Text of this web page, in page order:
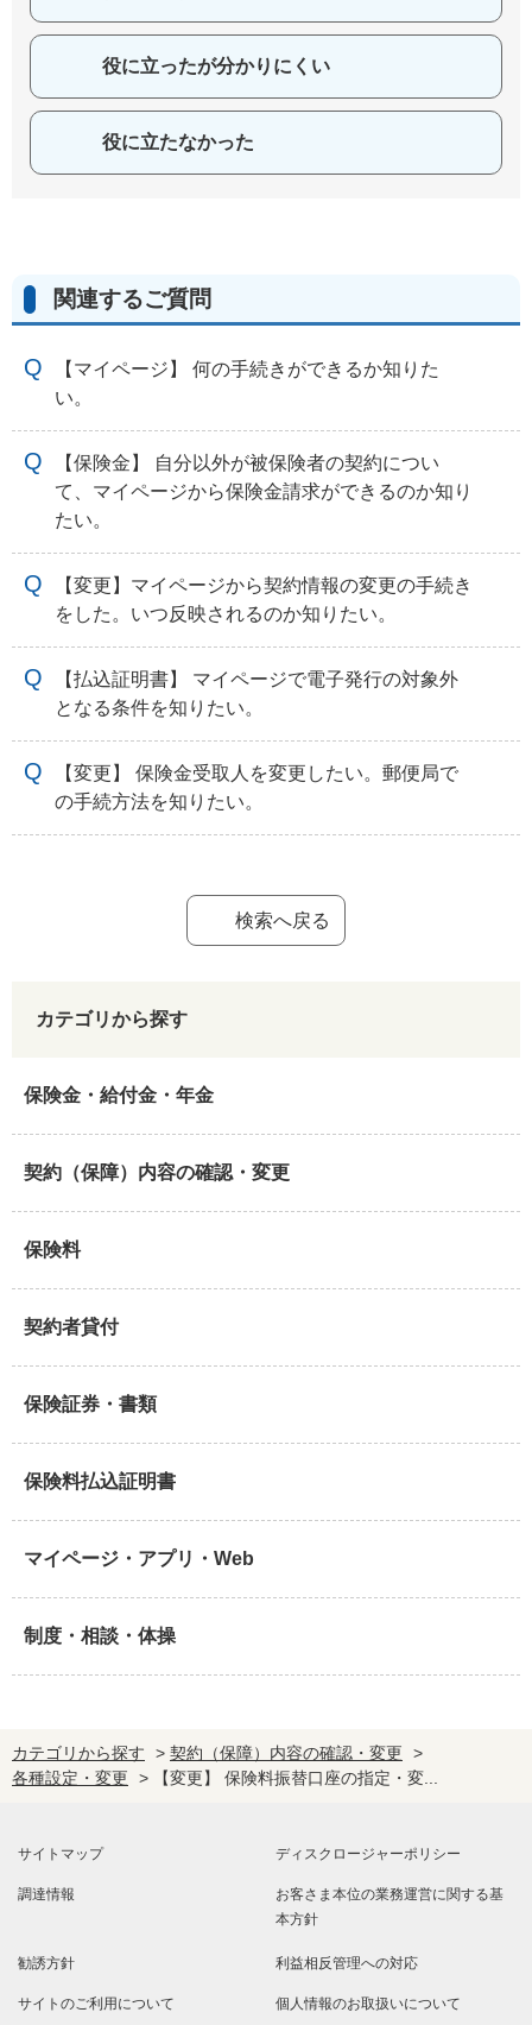
役に立ったが分かりにくい
役に立たなかった
関連するご質問
【マイページ】 何の手続きができるか知りた
い。
【保険金】 自分以外が被保険者の契約につい
て、マイページから保険金請求ができるのか知り
たい。
【変更】マイページから契約情報の変更の手続き
をした。いつ反映されるのか知りたい。
【払込証明書】 マイページで電子発行の対象外
となる条件を知りたい。
【変更】 保険金受取人を変更したい。郵便局で
の手続方法を知りたい。
検索へ戻る
カテゴリから探す
保険金・給付金・年金
契約（保障）内容の確認・変更
保険料
契約者貸付
保険証券・書類
保険料払込証明書
マイページ・アプリ・Web
制度・相談・体操
カテゴリから探す > 契約（保障）内容の確認・変更
>
各種設定・変更
> 【変更】 保険料振替口座の指定・変...
サイトマップ ディスクロージャーポリシー
調達情報 お客さま本位の業務運営に関する基
本方針
勧誘方針 利益相反管理への対応
サイトのご利用について 個人情報のお取扱いについて